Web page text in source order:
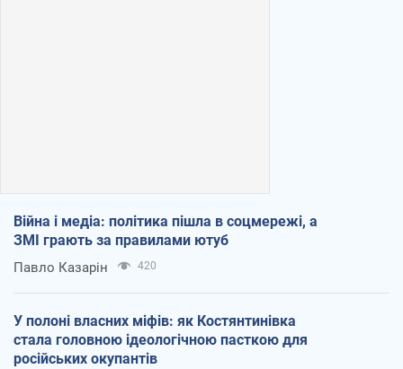
Війна і медіа: політика пішла в соцмережі, а
ЗМІ грають за правилами ютуб
Павло Казарін 420
У полоні власних міфів: як Костянтинівка
стала головною ідеологічною пасткою для
російських окупантів